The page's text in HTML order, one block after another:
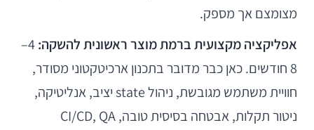
מצומצם אך מספק.
אפליקציה מקצועית ברמת מוצר ראשונית להשקה:
4–
8 חודשים. כאן כבר מדובר בתכנון ארכיטקטוני מסודר,
חוויית משתמש מגובשת, ניהול state יציב, אנליטיקה,
ניטור תקלות, אבטחה בסיסית טובה, CI/CD, QA